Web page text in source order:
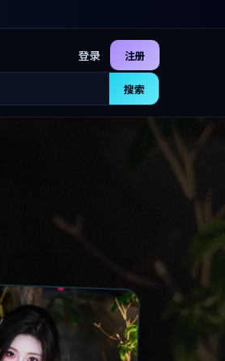
登录 注册
搜索